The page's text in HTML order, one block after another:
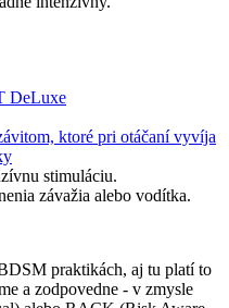
DeLuxe
ktoré pri otáčaní vyvíja
stimuláciu.
závažia alebo vodítka.
praktikách, aj tu platí to
a zodpovedne - v zmysle